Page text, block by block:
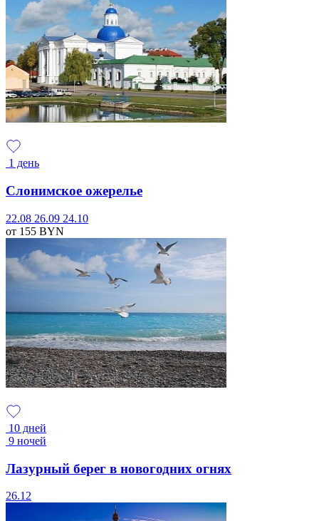
1 день
Слонимское ожерелье
22.08 26.09 24.10
от 155 BYN
10 дней
9 ночей
Лазурный берег в новогодних огнях
26.12